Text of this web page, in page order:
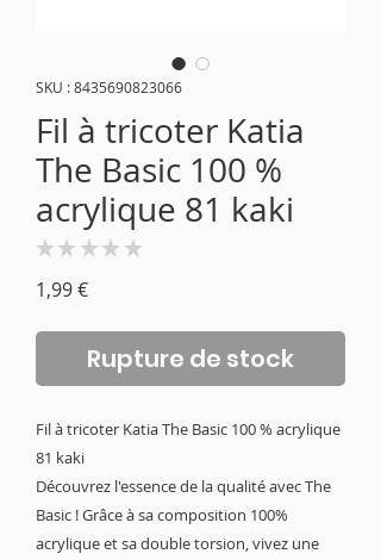
SKU : 8435690823066
Fil à tricoter Katia
The Basic 100 %
acrylique 81 kaki
★ ★ ★ ★ ★
1,99 €Prix
Rupture de stock
Fil à tricoter Katia The Basic 100 % acrylique
81 kaki
Découvrez l'essence de la qualité avec The
Basic ! Grâce à sa composition 100%
acrylique et sa double torsion, vivez une